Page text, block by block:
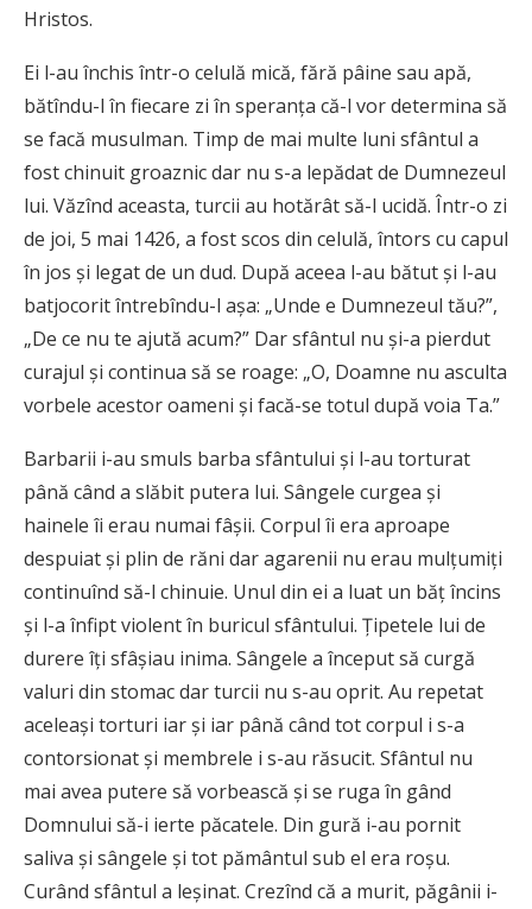
Hristos.
Ei l-au închis într-o celulă mică, fără pâine sau apă,
bătîndu-l în fiecare zi în speranţa că-l vor determina să
se facă musulman. Timp de mai multe luni sfântul a
fost chinuit groaznic dar nu s-a lepădat de Dumnezeul
lui. Văzînd aceasta, turcii au hotărât să-l ucidă. Într-o zi
de joi, 5 mai 1426, a fost scos din celulă, întors cu capul
în jos şi legat de un dud. După aceea l-au bătut şi l-au
batjocorit întrebîndu-l aşa: „Unde e Dumnezeul tău?”,
„De ce nu te ajută acum?” Dar sfântul nu şi-a pierdut
curajul şi continua să se roage: „O, Doamne nu asculta
vorbele acestor oameni şi facă-se totul după voia Ta.”
Barbarii i-au smuls barba sfântului şi l-au torturat
până când a slăbit putera lui. Sângele curgea şi
hainele îi erau numai fâşii. Corpul îi era aproape
despuiat şi plin de răni dar agarenii nu erau mulţumiţi
continuînd să-l chinuie. Unul din ei a luat un băţ încins
şi l-a înfipt violent în buricul sfântului. Ţipetele lui de
durere îţi sfâşiau inima. Sângele a început să curgă
valuri din stomac dar turcii nu s-au oprit. Au repetat
aceleaşi torturi iar şi iar până când tot corpul i s-a
contorsionat şi membrele i s-au răsucit. Sfântul nu
mai avea putere să vorbească şi se ruga în gând
Domnului să-i ierte păcatele. Din gură i-au pornit
saliva şi sângele şi tot pământul sub el era roşu.
Curând sfântul a leşinat. Crezînd că a murit, păgânii i-